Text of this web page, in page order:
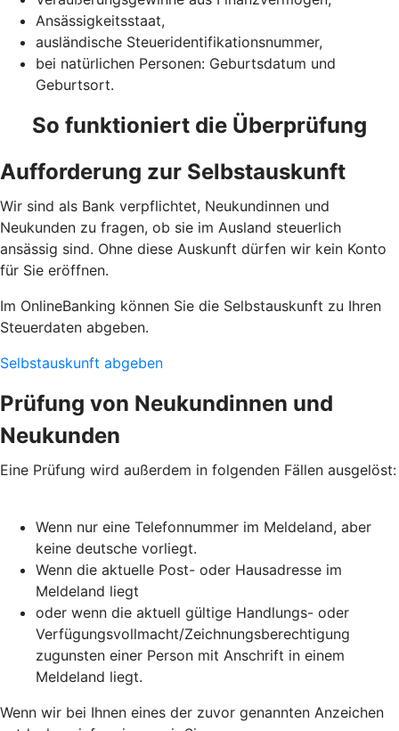
Ansässigkeitsstaat,
ausländische Steueridentifikationsnummer,
bei natürlichen Personen: Geburtsdatum und
Geburtsort.
So funktioniert die Überprüfung
Aufforderung zur Selbstauskunft
Wir sind als Bank verpflichtet, Neukundinnen und
Neukunden zu fragen, ob sie im Ausland steuerlich
ansässig sind. Ohne diese Auskunft dürfen wir kein Konto
für Sie eröffnen.
Im OnlineBanking können Sie die Selbstauskunft zu Ihren
Steuerdaten abgeben.
Selbstauskunft abgeben
Prüfung von Neukundinnen und
Neukunden
Eine Prüfung wird außerdem in folgenden Fällen ausgelöst:
Wenn nur eine Telefonnummer im Meldeland, aber
keine deutsche vorliegt.
Wenn die aktuelle Post- oder Hausadresse im
Meldeland liegt
oder wenn die aktuell gültige Handlungs- oder
Verfügungsvollmacht/Zeichnungsberechtigung
zugunsten einer Person mit Anschrift in einem
Meldeland liegt.
Wenn wir bei Ihnen eines der zuvor genannten Anzeichen